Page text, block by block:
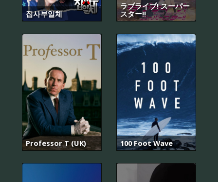
집사부일체
ラブライブ! スーパー
スター!!
Professor T (UK) 100 Foot Wave